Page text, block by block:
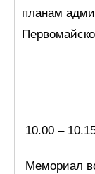
планам
10.00 –
Мемориал